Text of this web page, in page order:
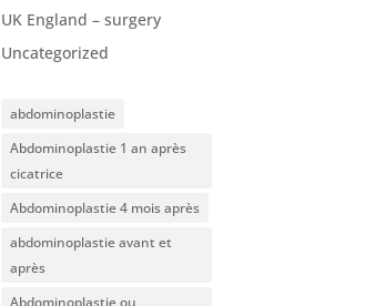
UK England – surgery
Uncategorized
abdominoplastie
Abdominoplastie 1 an après
cicatrice
Abdominoplastie 4 mois après
abdominoplastie avant et
après
Abdominoplastie ou